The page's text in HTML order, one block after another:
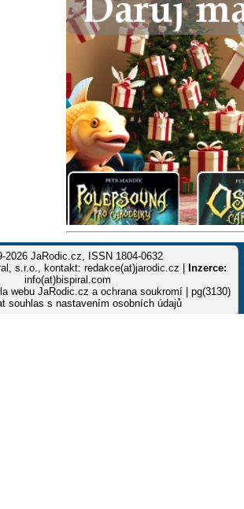
2026 JaRodic.cz, ISSN 1804-0632
s.r.o., kontakt: redakce(at)jarodic.cz |
Inzerce:
info(at)bispiral.com
webu JaRodic.cz a ochrana soukromí | pg(3130)
souhlas s nastavením osobních údajů